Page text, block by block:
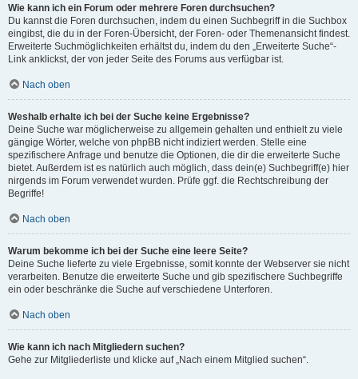
Wie kann ich ein Forum oder mehrere Foren durchsuchen?
Du kannst die Foren durchsuchen, indem du einen Suchbegriff in die Suchbox
eingibst, die du in der Foren-Übersicht, der Foren- oder Themenansicht findest.
Erweiterte Suchmöglichkeiten erhältst du, indem du den „Erweiterte Suche“-
Link anklickst, der von jeder Seite des Forums aus verfügbar ist.
Nach oben
Weshalb erhalte ich bei der Suche keine Ergebnisse?
Deine Suche war möglicherweise zu allgemein gehalten und enthielt zu viele
gängige Wörter, welche von phpBB nicht indiziert werden. Stelle eine
spezifischere Anfrage und benutze die Optionen, die dir die erweiterte Suche
bietet. Außerdem ist es natürlich auch möglich, dass dein(e) Suchbegriff(e) hier
nirgends im Forum verwendet wurden. Prüfe ggf. die Rechtschreibung der
Begriffe!
Nach oben
Warum bekomme ich bei der Suche eine leere Seite?
Deine Suche lieferte zu viele Ergebnisse, somit konnte der Webserver sie nicht
verarbeiten. Benutze die erweiterte Suche und gib spezifischere Suchbegriffe
ein oder beschränke die Suche auf verschiedene Unterforen.
Nach oben
Wie kann ich nach Mitgliedern suchen?
Gehe zur Mitgliederliste und klicke auf „Nach einem Mitglied suchen“.